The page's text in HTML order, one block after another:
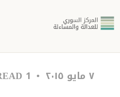
٧ مايو ٢٠١٥